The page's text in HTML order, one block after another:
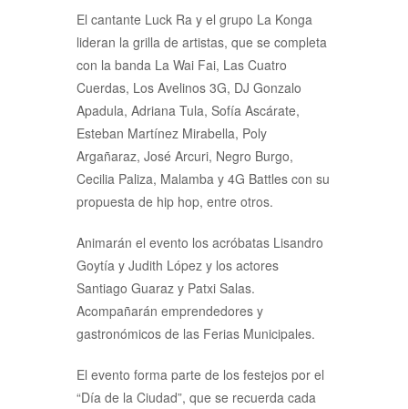
El cantante Luck Ra y el grupo La Konga
lideran la grilla de artistas, que se completa
con la banda La Wai Fai, Las Cuatro
Cuerdas, Los Avelinos 3G, DJ Gonzalo
Apadula, Adriana Tula, Sofía Ascárate,
Esteban Martínez Mirabella, Poly
Argañaraz, José Arcuri, Negro Burgo,
Cecilia Paliza, Malamba y 4G Battles con su
propuesta de hip hop, entre otros.
Animarán el evento los acróbatas Lisandro
Goytía y Judith López y los actores
Santiago Guaraz y Patxi Salas.
Acompañarán emprendedores y
gastronómicos de las Ferias Municipales.
El evento forma parte de los festejos por el
“Día de la Ciudad”, que se recuerda cada